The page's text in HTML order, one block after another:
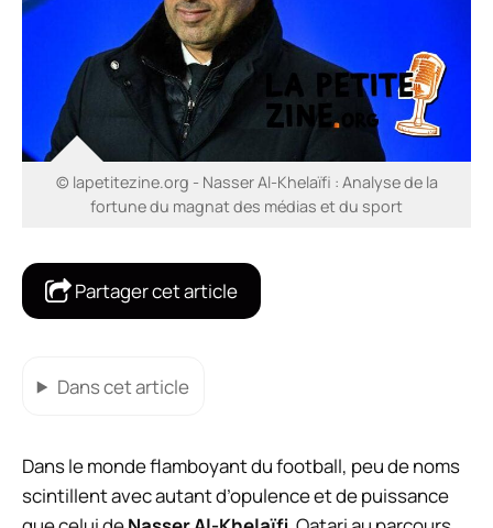
© lapetitezine.org - Nasser Al-Khelaïfi : Analyse de la
fortune du magnat des médias et du sport
Partager cet article
Dans cet article
Dans le monde flamboyant du football, peu de noms
scintillent avec autant d’opulence et de puissance